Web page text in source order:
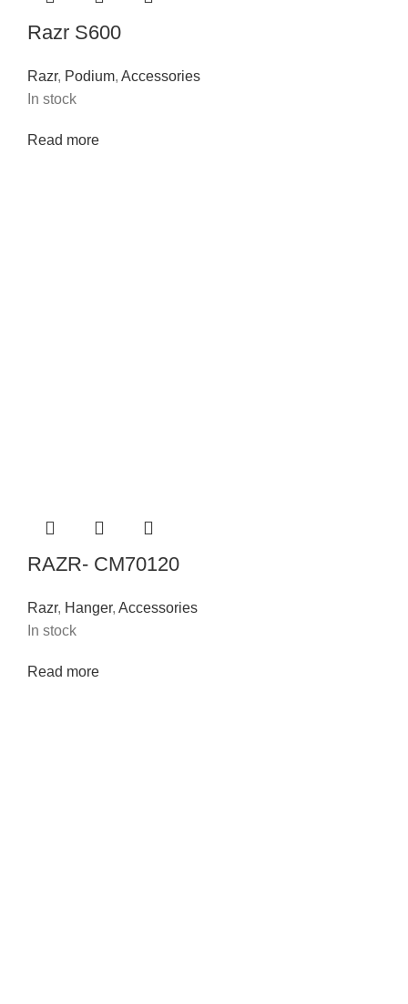
Razr S600
Razr, Podium, Accessories
In stock
Read more
RAZR- CM70120
Razr, Hanger, Accessories
In stock
Read more